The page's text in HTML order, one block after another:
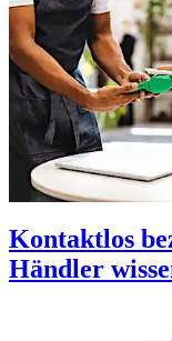
Kontaktlos
Händler